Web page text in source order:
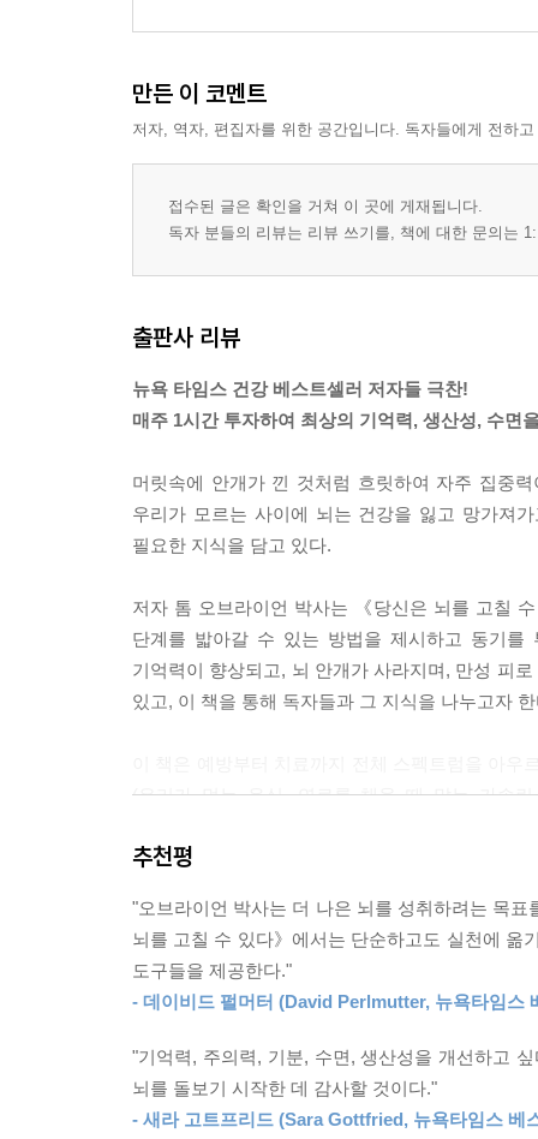
만든 이 코멘트
저자, 역자, 편집자를 위한 공간입니다. 독자들에게 전하
접수된 글은 확인을 거쳐 이 곳에 게재됩니다.
독자 분들의 리뷰는 리뷰 쓰기를, 책에 대한 문의는
출판사 리뷰
뉴욕 타임스 건강 베스트셀러 저자들 극찬!
매주 1시간 투자하여 최상의 기억력, 생산성, 수면
머릿속에 안개가 낀 것처럼 흐릿하여 자주 집중
우리가 모르는 사이에 뇌는 건강을 잃고 망가져
필요한 지식을 담고 있다.
저자 톰 오브라이언 박사는 《당신은 뇌를 고칠
단계를 밟아갈 수 있는 방법을 제시하고 동기를
기억력이 향상되고, 뇌 안개가 사라지며, 만성 피
있고, 이 책을 통해 독자들과 그 지식을 나누고자
(우리가 먹는 음식, 연료를 채울 때 맡는 가솔
섭취해야 장과 뇌의 건강을 지키는 방법을 알려
저자들이 공유한 레시피로 맛있고 건강하게 먹을
톰 오브라이언 박사는 다양한 건강 지식을 전
오브라이언 박사가 정리한 매주의 습관을 염두
건강만이 아니라 변화로 인한 성취감, 기쁨까지 한
추천평
"오브라이언 박사는 더 나은 뇌를 성취하려는 목
뇌를 고칠 수 있다》에서는 단순하고도 실천에 옮
도구들을 제공한다."
- 데이비드 펄머터 (David Perlmutter, 뉴욕타임스
"기억력, 주의력, 기분, 수면, 생산성을 개선하고
뇌를 돌보기 시작한 데 감사할 것이다."
- 새라 고트프리드 (Sara Gottfried, 뉴욕타임스 베